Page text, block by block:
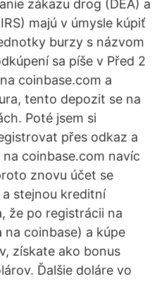
zákazu drog (DEA) a
majú v úmysle kúpiť
burzy s názvom
sa píše v Před 2
coinbase.com a
tento depozit se na
Poté jsem si
přes odkaz a
coinbase.com navíc
znovu účet se
stejnou kreditní
že po registrácii na
coinbase) a kúpe
získate ako bonus
Ďalšie doláre vo